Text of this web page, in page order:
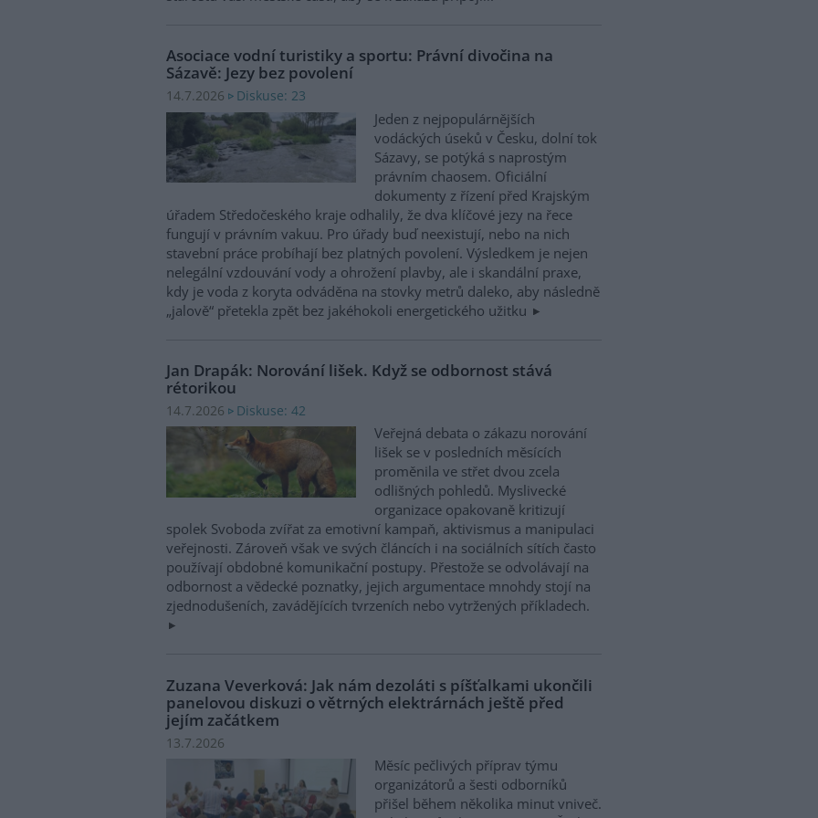
Asociace vodní turistiky a sportu: Právní divočina na
Sázavě: Jezy bez povolení
14.7.2026 Diskuse: 23
Jeden z nejpopulárnějších
vodáckých úseků v Česku, dolní tok
Sázavy, se potýká s naprostým
právním chaosem. Oficiální
dokumenty z řízení před Krajským
úřadem Středočeského kraje odhalily, že dva klíčové jezy na řece
fungují v právním vakuu. Pro úřady buď neexistují, nebo na nich
stavební práce probíhají bez platných povolení. Výsledkem je nejen
nelegální vzdouvání vody a ohrožení plavby, ale i skandální praxe,
kdy je voda z koryta odváděna na stovky metrů daleko, aby následně
„jalově“ přetekla zpět bez jakéhokoli energetického užitku
Jan Drapák: Norování lišek. Když se odbornost stává
rétorikou
14.7.2026 Diskuse: 42
Veřejná debata o zákazu norování
lišek se v posledních měsících
proměnila ve střet dvou zcela
odlišných pohledů. Myslivecké
organizace opakovaně kritizují
spolek Svoboda zvířat za emotivní kampaň, aktivismus a manipulaci
veřejnosti. Zároveň však ve svých článcích i na sociálních sítích často
používají obdobné komunikační postupy. Přestože se odvolávají na
odbornost a vědecké poznatky, jejich argumentace mnohdy stojí na
zjednodušeních, zavádějících tvrzeních nebo vytržených příkladech.
Zuzana Veverková: Jak nám dezoláti s píšťalkami ukončili
panelovou diskuzi o větrných elektrárnách ještě před
jejím začátkem
13.7.2026
Měsíc pečlivých příprav týmu
organizátorů a šesti odborníků
přišel během několika minut vniveč.